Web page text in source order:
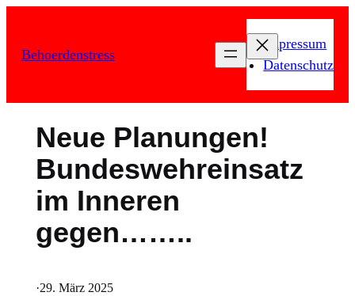
springen
Behoerdenstress
Impressum
Datenschutz
Neue Planungen!
Bundeswehreinsatz
im Inneren
gegen……..
·29. März 2025